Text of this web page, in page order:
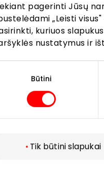
pagerinti Jūsų
„Leisti
kuriuos
nustatymus ir
Būtini
Tik būtini slapukai
Kitos